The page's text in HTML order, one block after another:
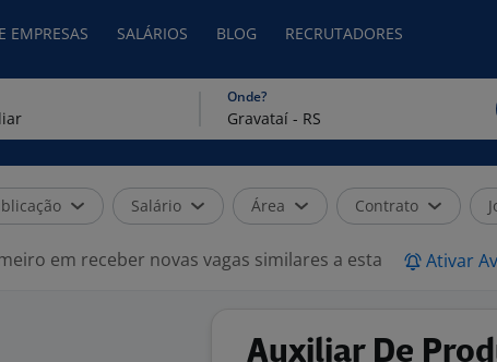
EMPRESAS SALÁRIOS BLOG RECRUTADORES
Onde?
Salário Área Contrato
em receber novas vagas similares a esta Ativar
Auxiliar De